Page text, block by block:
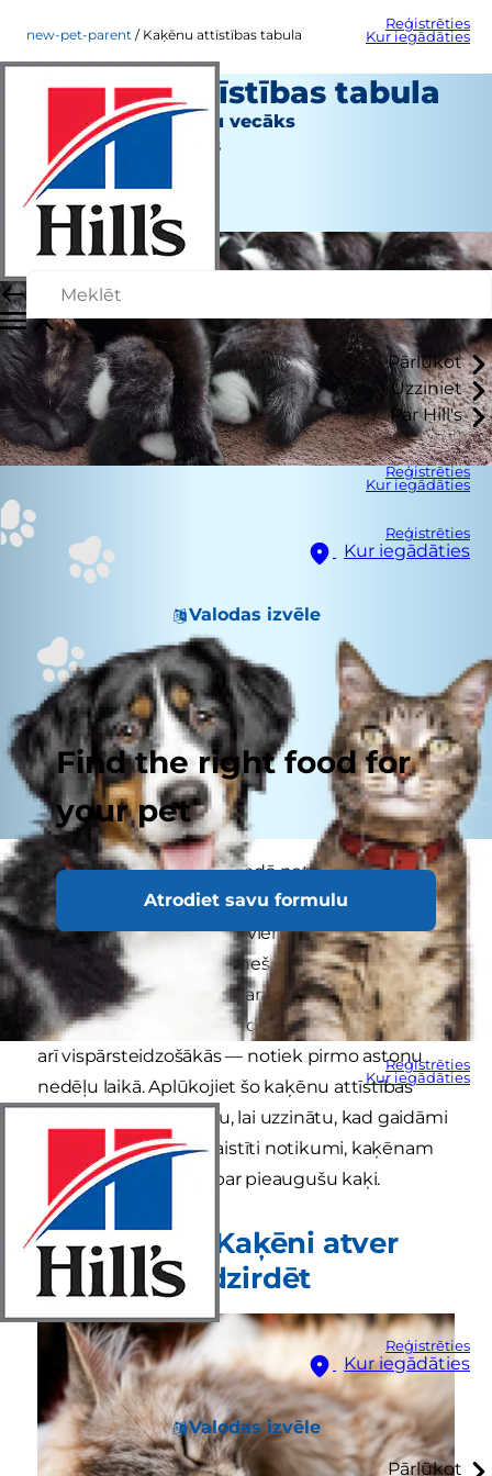
Reģistrēties
Kur iegādāties
Pārlūkot
Uzziniet
Par Hill's
Reģistrēties
Kur iegādāties
Reģistrēties
Kur iegādāties
Valodas izvēle
Find the right food for
your pet
Atrodiet savu formulu
Reģistrēties
Kur iegādāties
Reģistrēties
Kur iegādāties
Valodas izvēle
Pārlūkot
new-pet-parent Kaķēnu attīstības tabula
Kaķēnu attīstības tabula
Jauns mājdzīvnieku vecāks
Jean Marie Bauhaus
Jūnijs 27, 2022
Kaķēna pirmajā dzīves gadā notiek daudzas
lietas. Grūti noticēt, ka mazītiņš, ņaudošs kaķēns,
kuru var ērti novietot uz vienas rokas plaukstas,
var tikai divpadsmit mēnešu laikā izaugt par
pilnīgi pieaugušu kaķi. Parastā kaķēnu augšanas
tabulā ir norādīts, ka gandrīz visas izmaiņas — un
arī vispārsteidzošākās — notiek pirmo astoņu
nedēļu laikā. Aplūkojiet šo kaķēnu attīstības
hronoloģisko pārskatu, lai uzzinātu, kad gaidāmi
noteikti ar attīstību saistīti notikumi, kaķēnam
pieaugot un kļūstot par pieaugušu kaķi.
1.–3. nedēļa: Kaķēni atver
acis un sāk dzirdēt